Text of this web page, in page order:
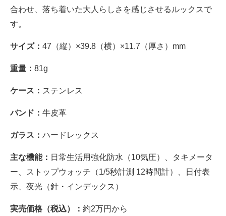
合わせ、落ち着いた大人らしさを感じさせるルックスで
す。
サイズ： 47（縦）×39.8（横）×11.7（厚さ）mm
重量： 81g
ケース： ステンレス
バンド： 牛皮革
ガラス： ハードレックス
主な機能： 日常生活用強化防水（10気圧）、タキメータ
ー、ストップウォッチ（1/5秒計測 12時間計）、日付表
示、夜光（針・インデックス）
実売価格（税込）： 約2万円から